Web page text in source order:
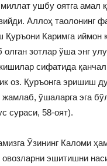
ушбу оятга амал
Аллоҳ таолонинг
Каримга иймон
олган зотлар ўша энг
сифатида
оз. Қуръонга эришиш
ўшаларга эга
сураси, 58-оят).
Ўзининг Каломи
эшитишни